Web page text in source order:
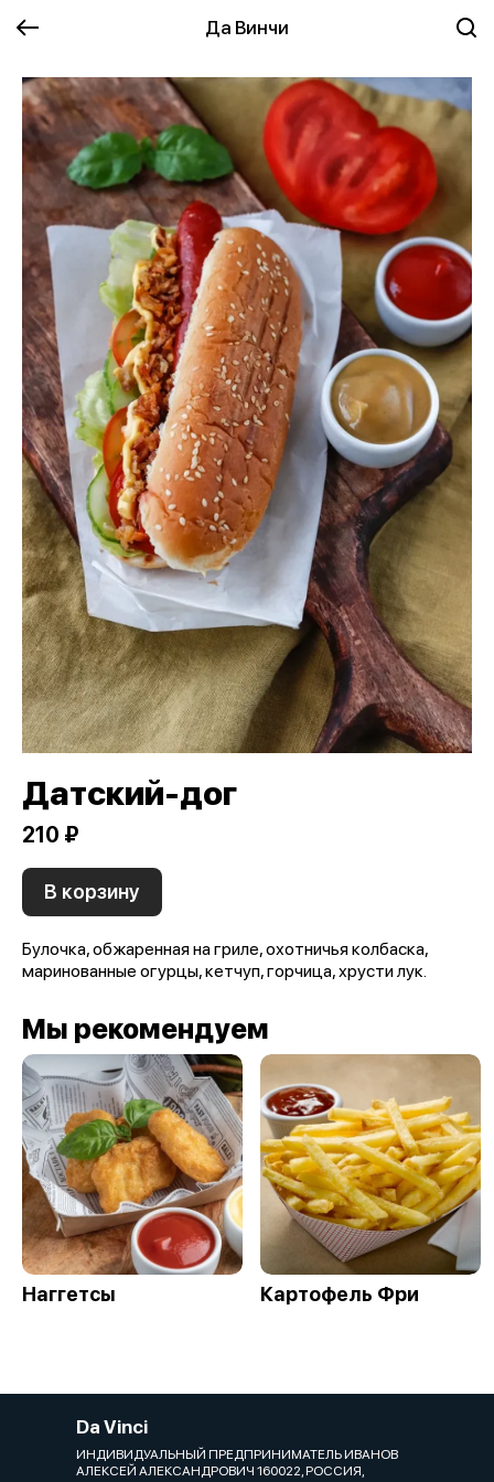
Да Винчи
Датский-дог
210 ₽
В корзину
Булочка, обжаренная на гриле, охотничья колбаска,
маринованные огурцы, кетчуп, горчица, хрусти лук.
Мы рекомендуем
Наггетсы Картофель Фри
Da Vinci
ИНДИВИДУАЛЬНЫЙ ПРЕДПРИНИМАТЕЛЬ ИВАНОВ
АЛЕКСЕЙ АЛЕКСАНДРОВИЧ 160022, РОССИЯ,